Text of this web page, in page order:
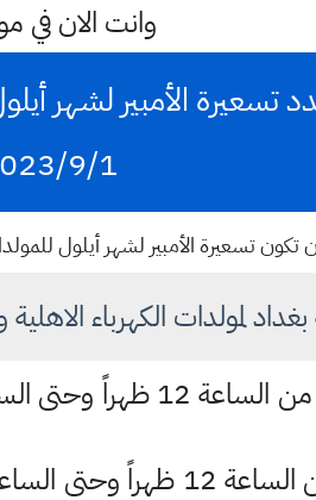
وانت الان في
9/1
تكون تسعيرة الأمبير لشهر أيلول
الكهرباء الاهلية والحكومية